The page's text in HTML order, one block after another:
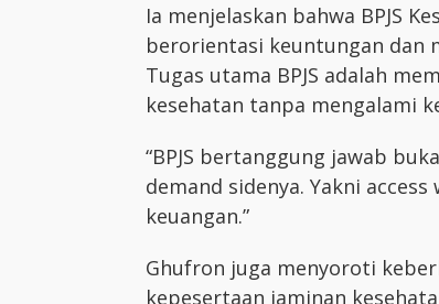
Ia menjelaskan bahwa BPJS
berorientasi keuntungan dan
Tugas utama BPJS adalah
kesehatan tanpa mengalami
“BPJS bertanggung jawab
demand sidenya. Yakni
keuangan.”
Ghufron juga menyoroti
kepesertaan jaminan